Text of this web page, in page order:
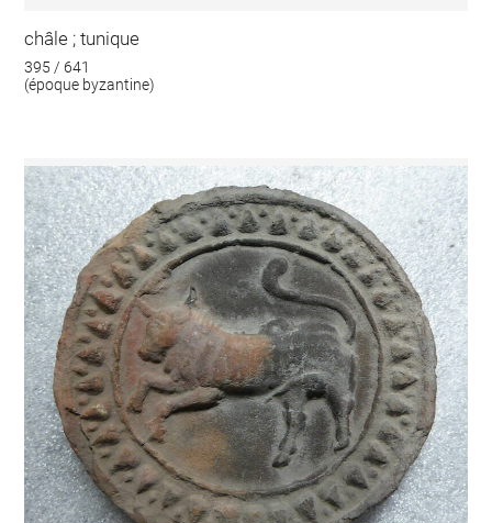
châle ; tunique
395 / 641
(époque byzantine)